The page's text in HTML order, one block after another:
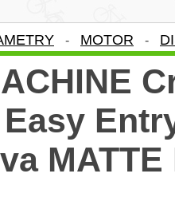
- MOTOR -
Easy